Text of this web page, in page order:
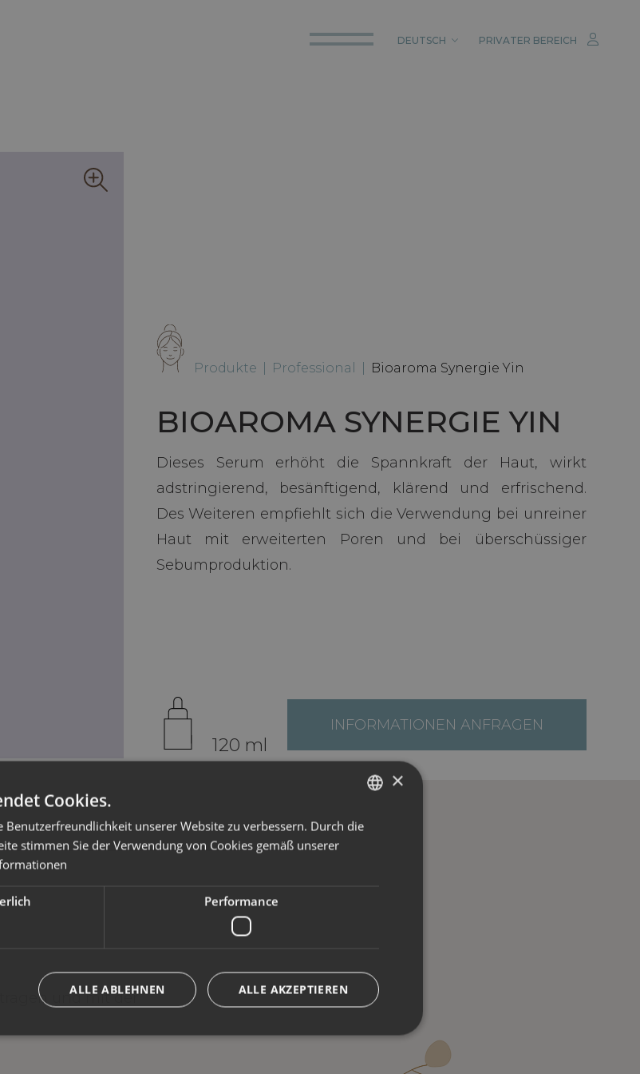
DEUTSCH PRIVATER BEREICH
Produkte Professional Bioaroma Synergie Yin
BIOAROMA SYNERGIE YIN
Dieses Serum erhöht die Spannkraft der Haut, wirkt
adstringierend, besänftigend, klärend und erfrischend.
Des Weiteren empfiehlt sich die Verwendung bei unreiner
Haut mit erweiterten Poren und bei überschüssiger
Sebumproduktion.
INFORMATIONEN ANFRAGEN
120 ml
und mit der
ITALIAN
×
Cookies.
unserer Website zu verbessern. Durch die
stimmen Sie der Verwendung von Cookies gemäß unserer
Performance
ALLE AKZEPTIEREN
ALLE ABLEHNEN